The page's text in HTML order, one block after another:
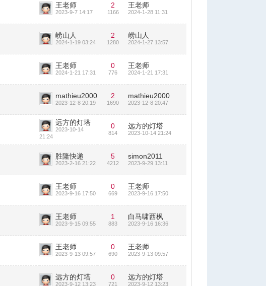
王老师
2023-9-7 14:17
2
1166
王老师
2024-1-28 11:31
崂山人
2024-1-19 03:24
2
1280
崂山人
2024-1-27 13:57
王老师
2024-1-21 17:31
0
776
王老师
2024-1-21 17:31
mathieu2000
2023-12-8 20:19
2
1690
mathieu2000
2023-12-8 20:47
远方的灯塔
2023-10-14
21:24
0
814
远方的灯塔
2023-10-14 21:24
胜隆快递
2023-2-16 21:22
5
4212
simon2011
2023-9-29 13:11
王老师
2023-9-16 17:50
0
669
王老师
2023-9-16 17:50
王老师
2023-9-15 09:55
1
883
白马啸西枫
2023-9-16 16:36
王老师
2023-9-13 09:57
0
690
王老师
2023-9-13 09:57
远方的灯塔
2023-9-12 13:23
0
721
远方的灯塔
2023-9-12 13:23